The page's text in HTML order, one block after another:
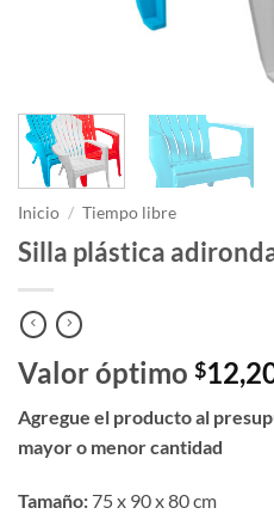
Inicio / Tiempo libre
Silla plástica
Valor óptimo $
Agregue el producto al
mayor o menor cantidad
Tamaño: 75 x 90 x 80 cm